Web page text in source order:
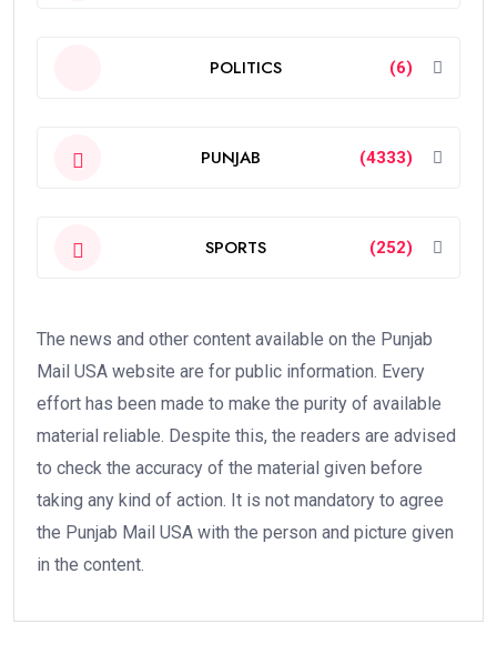
POLITICS (6)
PUNJAB (4333)
SPORTS (252)
The news and other content available on the Punjab
Mail USA website are for public information. Every
effort has been made to make the purity of available
material reliable. Despite this, the readers are advised
to check the accuracy of the material given before
taking any kind of action. It is not mandatory to agree
the Punjab Mail USA with the person and picture given
in the content.